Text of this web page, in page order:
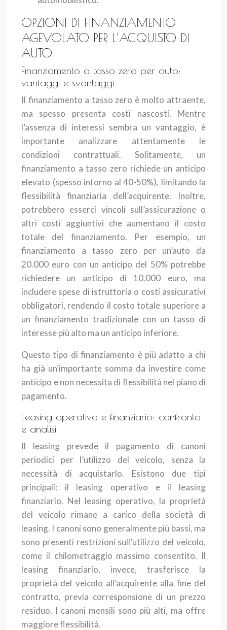
OPZIONI DI FINANZIAMENTO
AGEVOLATO PER L’ACQUISTO DI
AUTO
Finanziamento a tasso zero per auto:
vantaggi e svantaggi
Il finanziamento a tasso zero è molto attraente,
ma spesso presenta costi nascosti. Mentre
l’assenza di interessi sembra un vantaggio, è
importante analizzare attentamente le
condizioni contrattuali. Solitamente, un
finanziamento a tasso zero richiede un anticipo
elevato (spesso intorno al 40-50%), limitando la
flessibilità finanziaria dell’acquirente. Inoltre,
potrebbero esserci vincoli sull’assicurazione o
altri costi aggiuntivi che aumentano il costo
totale del finanziamento. Per esempio, un
finanziamento a tasso zero per un’auto da
20.000 euro con un anticipo del 50% potrebbe
richiedere un anticipo di 10.000 euro, ma
includere spese di istruttoria o costi assicurativi
obbligatori, rendendo il costo totale superiore a
un finanziamento tradizionale con un tasso di
interesse più alto ma un anticipo inferiore.
Questo tipo di finanziamento è più adatto a chi
ha già un’importante somma da investire come
anticipo e non necessita di flessibilità nel piano di
pagamento.
Leasing operativo e finanziario: confronto
e analisi
Il leasing prevede il pagamento di canoni
periodici per l’utilizzo del veicolo, senza la
necessità di acquistarlo. Esistono due tipi
principali: il leasing operativo e il leasing
finanziario. Nel leasing operativo, la proprietà
del veicolo rimane a carico della società di
leasing. I canoni sono generalmente più bassi, ma
sono presenti restrizioni sull’utilizzo del veicolo,
come il chilometraggio massimo consentito. Il
leasing finanziario, invece, trasferisce la
proprietà del veicolo all’acquirente alla fine del
contratto, previa corresponsione di un prezzo
residuo. I canoni mensili sono più alti, ma offre
maggiore flessibilità.